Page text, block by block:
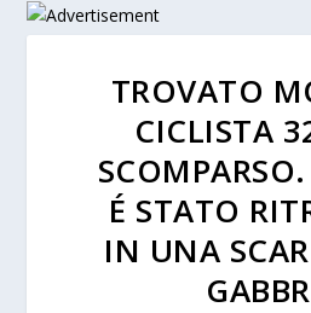
TROVATO
CICLISTA
É STATO
IN UNA